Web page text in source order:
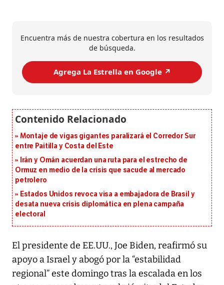
Encuentra más de nuestra cobertura en los resultados
de búsqueda.
Agrega La Estrella en Google ↗️
Montaje de vigas gigantes paralizará el Corredor Sur
entre Paitilla y Costa del Este
Irán y Omán acuerdan una ruta para el estrecho de
Ormuz en medio de la crisis que sacude al mercado
petrolero
Estados Unidos revoca visa a embajadora de Brasil y
desata nueva crisis diplomática en plena campaña
electoral
El presidente de EE.UU., Joe Biden, reafirmó su
apoyo a Israel y abogó por la “estabilidad
regional” este domingo tras la escalada en los